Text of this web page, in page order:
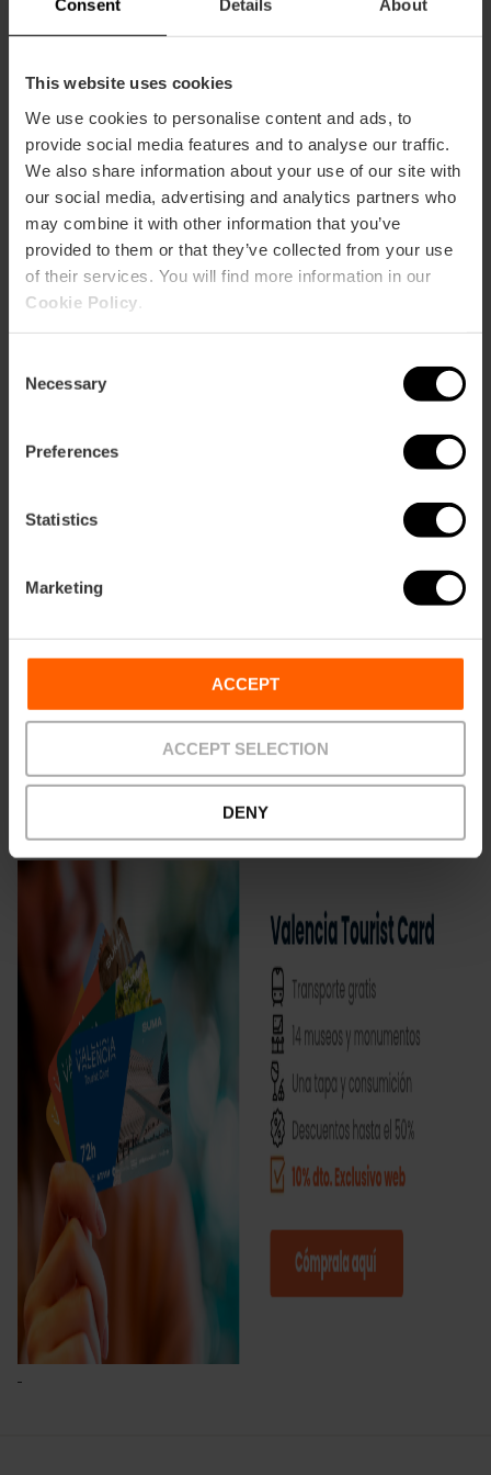
Consent Details About
This website uses cookies
We use cookies to personalise content and ads, to
provide social media features and to analyse our traffic.
We also share information about your use of our site with
our social media, advertising and analytics partners who
may combine it with other information that you’ve
provided to them or that they’ve collected from your use
of their services. You will find more information in our
Cookie Policy
Selection
Necessary
Preferences
Statistics
Marketing
ACCEPT
ACCEPT SELECTION
DENY
Cómo llegar
Contacto
Ahorra en tu entrada con la Valencia
Tourist Card
¡Ahorra en tu visita! Con laValencia Tourist Cardentra
GRATIS a las Torres de Quart y a muchos otros museos y